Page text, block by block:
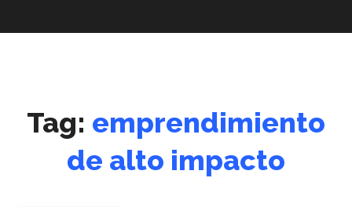
Tag: emprendimiento
de alto impacto